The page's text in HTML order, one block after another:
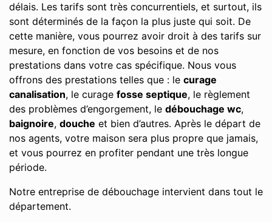
délais. Les tarifs sont très concurrentiels, et surtout, ils
sont déterminés de la façon la plus juste qui soit. De
cette manière, vous pourrez avoir droit à des tarifs sur
mesure, en fonction de vos besoins et de nos
prestations dans votre cas spécifique. Nous vous
offrons des prestations telles que : le curage
canalisation, le curage fosse septique, le règlement
des problèmes d’engorgement, le débouchage wc,
baignoire, douche et bien d’autres. Après le départ de
nos agents, votre maison sera plus propre que jamais,
et vous pourrez en profiter pendant une très longue
période.
Notre entreprise de débouchage intervient dans tout le
département.